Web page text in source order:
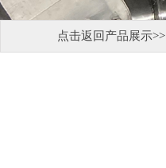
点击返回产品展示>>